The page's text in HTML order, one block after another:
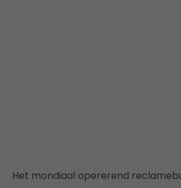
Het mondiaal opererend